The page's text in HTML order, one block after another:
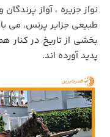
نواز جزيره ، آواز
طبيعي جزایر پرنس، مي
بخشي از تاريخ در کنار
پديد آورده اند.